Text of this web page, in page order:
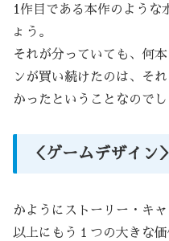
1作目である本作のような
ょう。
それが分っていても、何
ンが買い続けたのは、そ
かったということなのでし
＜ゲームデザイン＞
かようにストーリー・キ
以上にもう１つの大きな価